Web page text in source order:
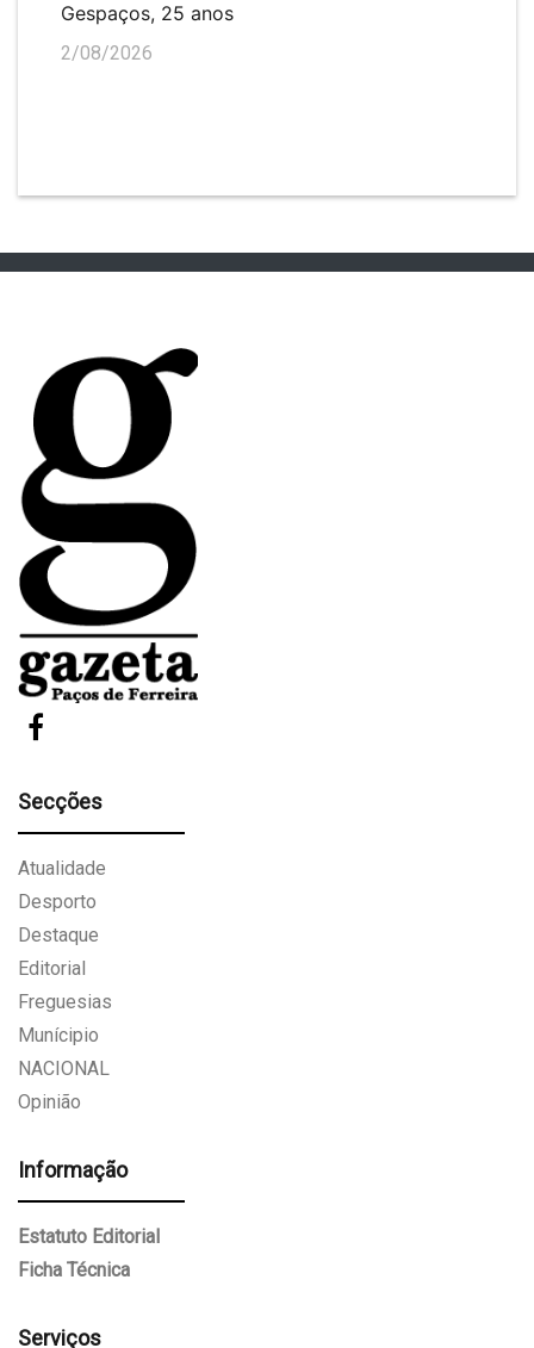
Gespaços, 25 anos
2/08/2026
Secções
Atualidade
Desporto
Destaque
Editorial
Freguesias
Munícipio
NACIONAL
Opinião
Informação
Estatuto Editorial
Ficha Técnica
Serviços